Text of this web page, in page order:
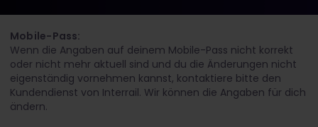
Mobile-Pass:
Wenn die Angaben auf deinem Mobile-Pass nicht korrekt
oder nicht mehr aktuell sind und du die Änderungen nicht
eigenständig vornehmen kannst, kontaktiere bitte den
Kundendienst von Interrail. Wir können die Angaben für dich
ändern.